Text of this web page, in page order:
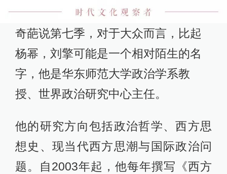
奇葩说第七季，对于大众而言，比起
杨幂，刘擎可能是一个相对陌生的名
字，他是华东师范大学政治学系教
授、世界政治研究中心主任。
他的研究方向包括政治哲学、西方思
想史、现当代西方思潮与国际政治问
题。自2003年起，他每年撰写《西方